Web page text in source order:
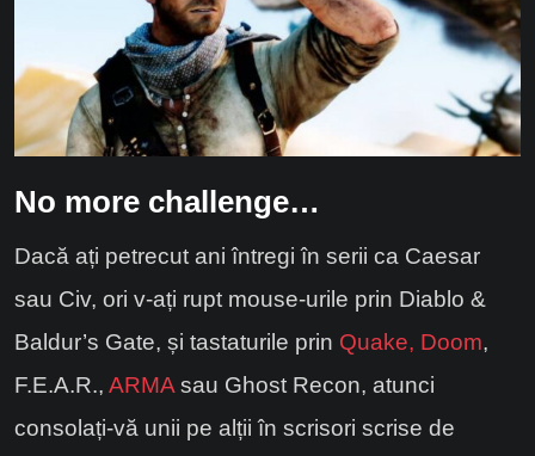
No more challenge…
Dacă ați petrecut ani întregi în serii ca Caesar
sau Civ, ori v-ați rupt mouse-urile prin Diablo &
Baldur’s Gate, și tastaturile prin Quake, Doom,
F.E.A.R., ARMA sau Ghost Recon, atunci
consolați-vă unii pe alții în scrisori scrise de